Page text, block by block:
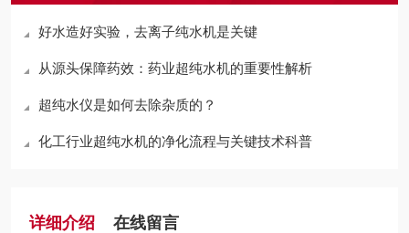
好水造好实验，去离子纯水机是关键
从源头保障药效：药业超纯水机的重要性解析
超纯水仪是如何去除杂质的？
化工行业超纯水机的净化流程与关键技术科普
详细介绍 在线留言